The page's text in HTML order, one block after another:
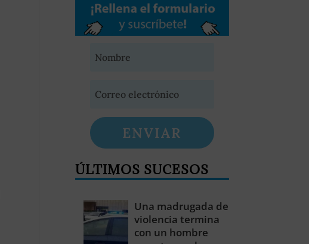
ENVIAR
ÚLTIMOS SUCESOS
Una madrugada de
violencia termina
con un hombre